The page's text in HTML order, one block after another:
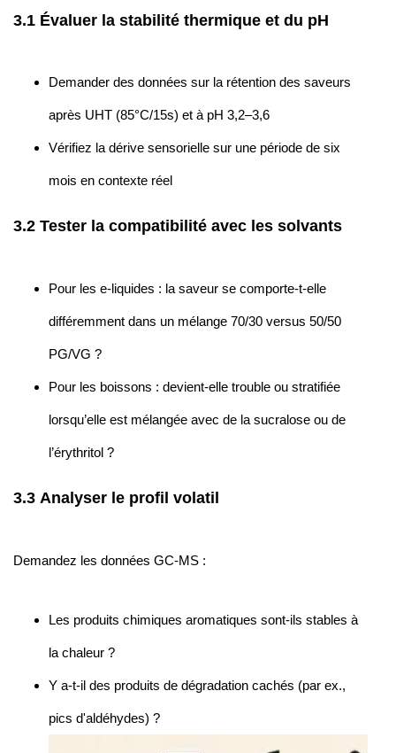
3.1 Évaluer la stabilité thermique et du pH
Demander des données sur la rétention des saveurs
après UHT (85°C/15s) et à pH 3,2–3,6
Vérifiez la dérive sensorielle sur une période de six
mois en contexte réel
3.2 Tester la compatibilité avec les solvants
Pour les e-liquides : la saveur se comporte-t-elle
différemment dans un mélange 70/30 versus 50/50
PG/VG ?
Pour les boissons : devient-elle trouble ou stratifiée
lorsqu’elle est mélangée avec de la sucralose ou de
l’érythritol ?
3.3 Analyser le profil volatil
Demandez les données GC-MS :
Les produits chimiques aromatiques sont-ils stables à
la chaleur ?
Y a-t-il des produits de dégradation cachés (par ex.,
pics d'aldéhydes) ?